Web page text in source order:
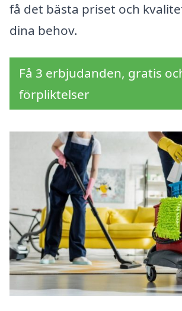
få det bästa priset och
dina behov.
Få 3 erbjudanden, gratis
förpliktelser